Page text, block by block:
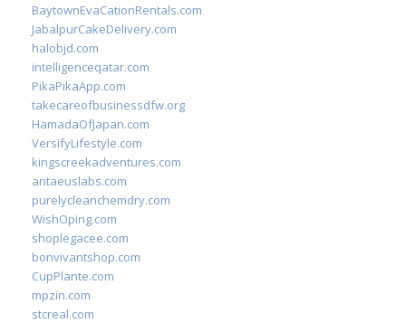
BaytownEvaCationRentals.com
JabalpurCakeDelivery.com
halobjd.com
intelligenceqatar.com
PikaPikaApp.com
takecareofbusinessdfw.org
HamadaOfJapan.com
VersifyLifestyle.com
kingscreekadventures.com
antaeuslabs.com
purelycleanchemdry.com
WishOping.com
shoplegacee.com
bonvivantshop.com
CupPlante.com
mpzin.com
stcreal.com